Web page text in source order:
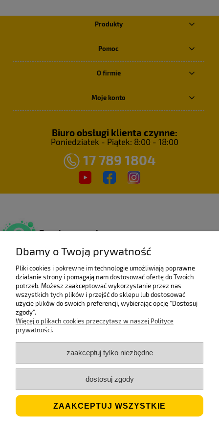
Produkty
Pomoc
O firmie
Moje konto
Biuro obsługi klienta czynne:
Poniedziałek - Piątek: 8:00 - 18:00
17 789 1804
Bezpieczne zakupy
Wieloletni laureat
rankingu e-Gazele Biznesu.
Wysyłka z Polski
Gwarancją szybkiej dostawy.
Jesteśmy ECO
Stosujemy biodegradowalne opakowania.
Dbamy o Twoją prywatność
Pliki cookies i pokrewne im technologie umożliwiają poprawne
działanie strony i pomagają nam dostosować ofertę do Twoich
potrzeb. Możesz zaakceptować wykorzystanie przez nas
wszystkich tych plików i przejść do sklepu lub dostosować
użycie plików do swoich preferencji, wybierając opcję "Dostosuj
zgody".
Więcej o plikach cookies przeczytasz w naszej Polityce
prywatności.
zaakceptuj tylko niezbędne
dostosuj zgody
ZAAKCEPTUJ WSZYSTKIE